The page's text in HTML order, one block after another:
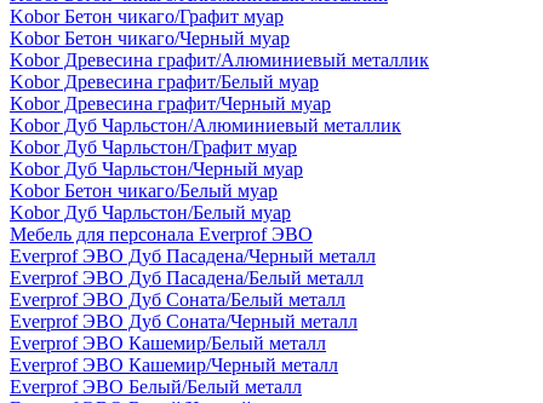
Kobor Бетон чикаго/Графит муар
Kobor Бетон чикаго/Черный муар
Kobor Древесина графит/Алюминиевый металлик
Kobor Древесина графит/Белый муар
Kobor Древесина графит/Черный муар
Kobor Дуб Чарльстон/Алюминиевый металлик
Kobor Дуб Чарльстон/Графит муар
Kobor Дуб Чарльстон/Черный муар
Kobor Бетон чикаго/Белый муар
Kobor Дуб Чарльстон/Белый муар
Мебель для персонала Everprof ЭВО
Everprof ЭВО Дуб Пасадена/Черный металл
Everprof ЭВО Дуб Пасадена/Белый металл
Everprof ЭВО Дуб Соната/Белый металл
Everprof ЭВО Дуб Соната/Черный металл
Everprof ЭВО Кашемир/Белый металл
Everprof ЭВО Кашемир/Черный металл
Everprof ЭВО Белый/Белый металл